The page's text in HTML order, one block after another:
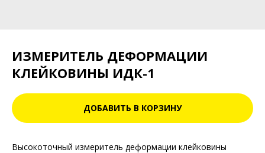
ИЗМЕРИТЕЛЬ ДЕФОРМАЦИИ
КЛЕЙКОВИНЫ ИДК-1
ДОБАВИТЬ В КОРЗИНУ
Высокоточный измеритель деформации клейковины